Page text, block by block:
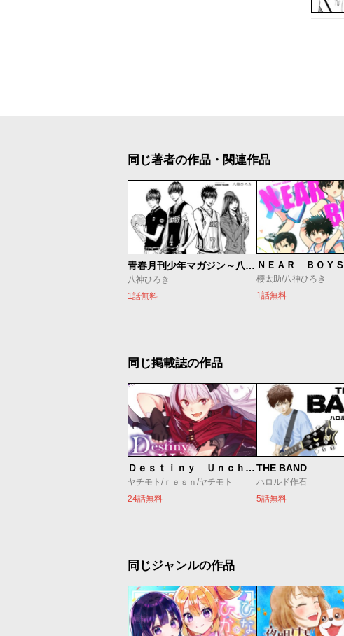
同じ著者の作品・関連作品
青春月刊少年マガジン～八神デビュー秘話～
八神ひろき
1話無料
ＮＥＡＲ ＢＯＹＳ
櫻太助/八神ひろき
1話無料
同じ掲載誌の作品
Ｄｅｓｔｉｎｙ Ｕｎｃｈａｉｎ Ｏｎｌｉｎｅ 吸血鬼少女となって、やがて『赤の魔王』と呼ばれるようになりました
ヤチモト/ｒｅｓｎ/ヤチモト
24話無料
THE BAND
ハロルド作石
5話無料
同じジャンルの作品